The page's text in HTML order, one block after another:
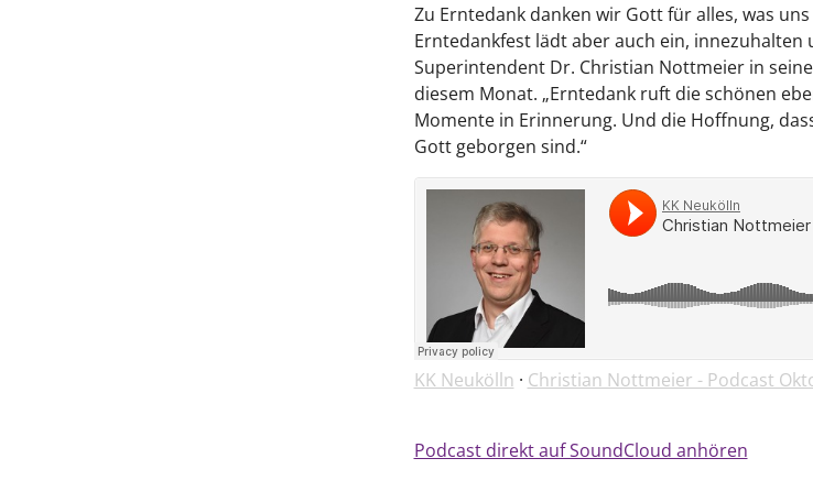
Zu Erntedank danken wir Gott für alles, was
Erntedankfest lädt aber auch ein, innezuhalten
Superintendent Dr. Christian Nottmeier in
diesem Monat. „Erntedank ruft die schönen
Momente in Erinnerung. Und die Hoffnung,
Gott geborgen sind.“
KK Neukölln · Christian Nottmeier - Podcast
Podcast direkt auf SoundCloud anhören